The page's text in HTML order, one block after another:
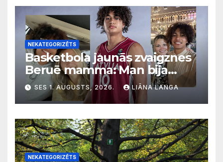
NEKATEGORIZĒTS
Basketbola jaunās zvaigznes
Beruē mamma: Man bija
svarīgi, lai bērni apgūst
latviešu valodu
SES 1. AUGUSTS, 2026. LIĀNA LANGA
NEKATEGORIZĒTS